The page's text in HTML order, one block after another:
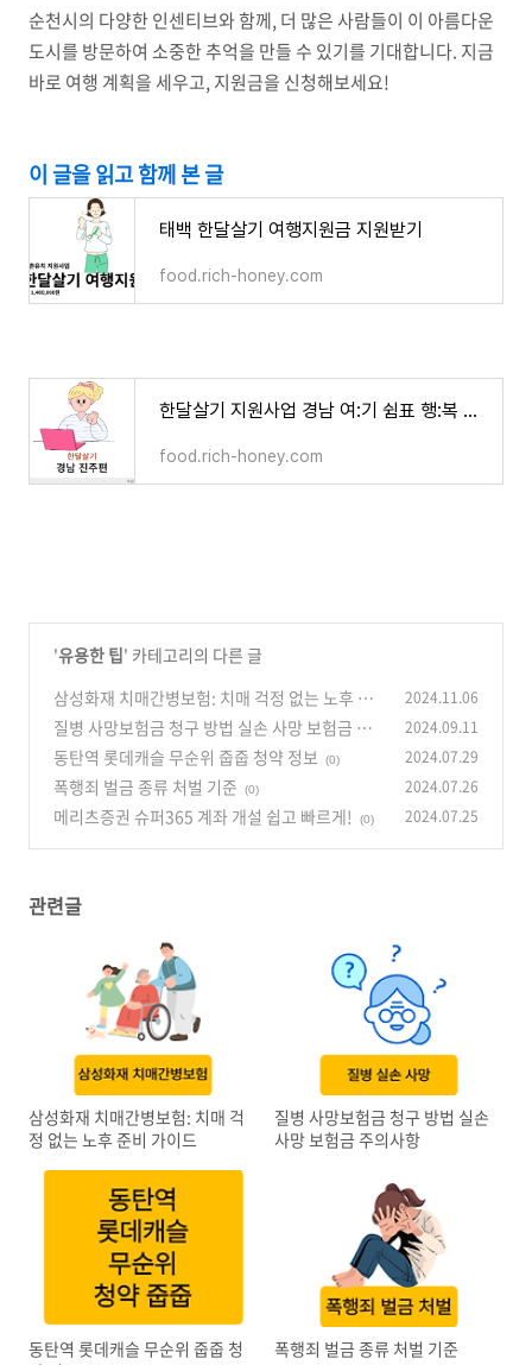
순천시의 다양한 인센티브와 함께, 더 많은 사람들이 이 아름다운
도시를 방문하여 소중한 추억을 만들 수 있기를 기대합니다. 지금
바로 여행 계획을 세우고, 지원금을 신청해보세요!
이 글을 읽고 함께 본 글
태백 한달살기 여행지원금 지원받기
food.rich-honey.com
한달살기 지원사업 경남 여:기 쉼표 행:복 찾아 진주 여행하기
food.rich-honey.com
'유용한 팁' 카테고리의 다른 글
삼성화재 치매간병보험: 치매 걱정 없는 노후 준
비 가이드 (0)
2024.11.06
질병 사망보험금 청구 방법 실손 사망 보험금 주
의사항
(0)
2024.09.11
동탄역 롯데캐슬 무순위 줍줍 청약 정보 (0) 2024.07.29
폭행죄 벌금 종류 처벌 기준 (0) 2024.07.26
메리츠증권 슈퍼365 계좌 개설 쉽고 빠르게! (0) 2024.07.25
관련글
삼성화재 치매간병보험: 치매 걱
정 없는 노후 준비 가이드
질병 사망보험금 청구 방법 실손
사망 보험금 주의사항
동탄역 롯데캐슬 무순위 줍줍 청
폭행죄 벌금 종류 처벌 기준